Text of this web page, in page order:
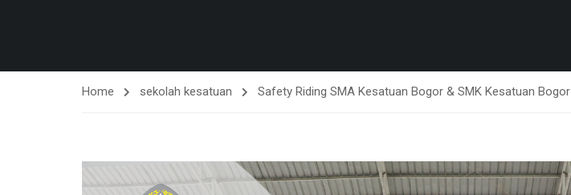
Home sekolah kesatuan Safety Riding SMA Kesatuan Bogor & SMK Kesatuan Bogor